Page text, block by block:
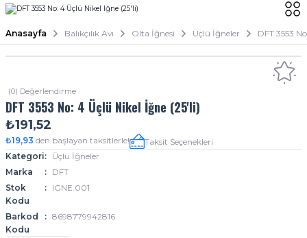
Anasayfa Balıkçılık Avı Olta İğnesi Üçlü İğneler DFT 3553
(0) Değerlendirme
DFT 3553 No: 4 Üçlü Nikel İğne (25'li)
₺191,52
₺19,93 den başlayan taksitlerle!
Taksit Seçenekleri
Kategori
Üçlü İğneler
Marka
DFT
Stok
Kodu
IGNE.001
Barkod
Kodu
8698779942816